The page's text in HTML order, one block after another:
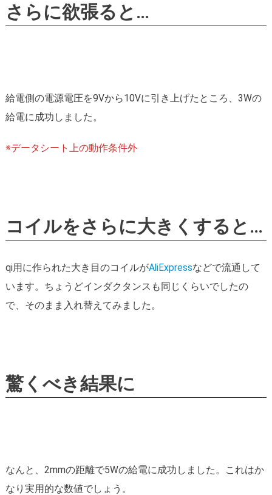
さらに欲張ると…
給電側の電源電圧を9Vから10Vに引き上げたところ、3Wの
給電に成功しました。
※データシート上の動作条件外
コイルをさらに大きくすると…
qi用に作られた大き目のコイルがAliExpressなどで流通して
います。ちょうどインダクタンスも同じくらいでしたの
で、そのまま入れ替えてみました。
驚くべき結果に
なんと、2mmの距離で5Wの給電に成功しました。これはか
なり実用的な数値でしょう。